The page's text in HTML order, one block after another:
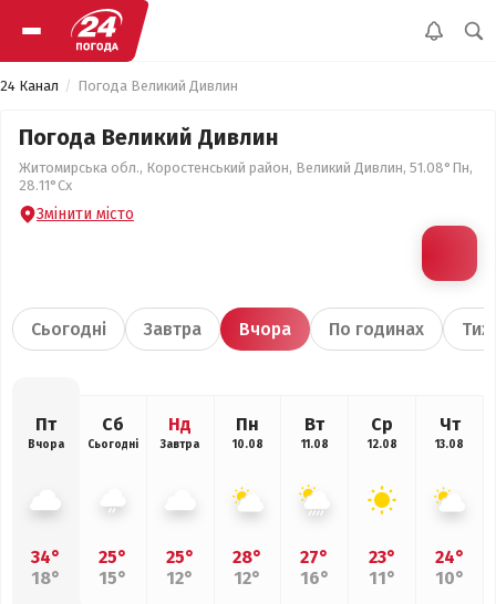
24 Канал Погода Великий Дивлин
Погода Великий Дивлин
Житомирська обл., Коростенський район, Великий Дивлин, 51.08°Пн,
28.11°Сх
Змінити місто
Сьогодні Завтра Вчора По годинах
Пт
Вчора
34°
18°
Сб
Сьогодні
25°
15°
Нд
Завтра
25°
12°
Пн
10.08
28°
12°
Вт
11.08
27°
16°
Ср
12.08
23°
11°
Чт
13.08
24°
10°